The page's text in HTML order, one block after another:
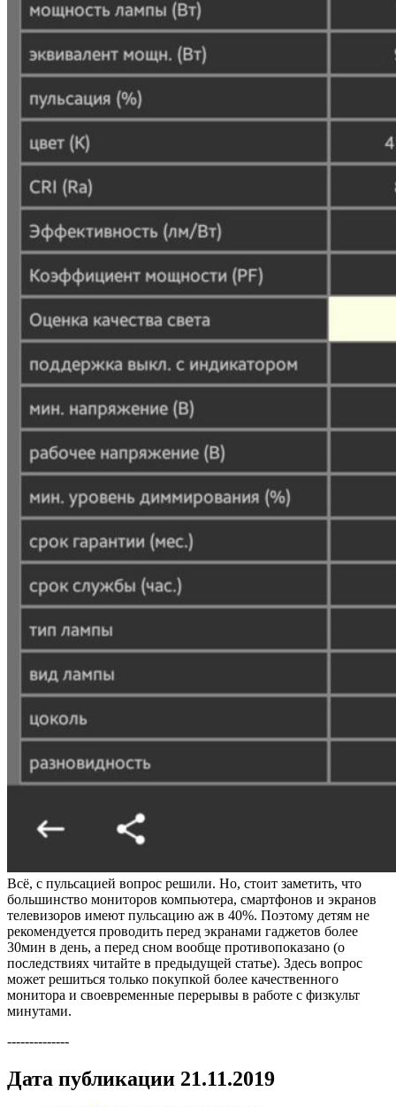
Всё, с пульсацией вопрос решили. Но, стоит заметить, что
большинство мониторов компьютера, смартфонов и экранов
телевизоров имеют пульсацию аж в 40%. Поэтому детям не
рекомендуется проводить перед экранами гаджетов более
30мин в день, а перед сном вообще противопоказано (о
последствиях читайте в предыдущей статье). Здесь вопрос
может решиться только покупкой более качественного
монитора и своевременные перерывы в работе с физкульт
минутами.
--------------
Дата публикации 21.11.2019